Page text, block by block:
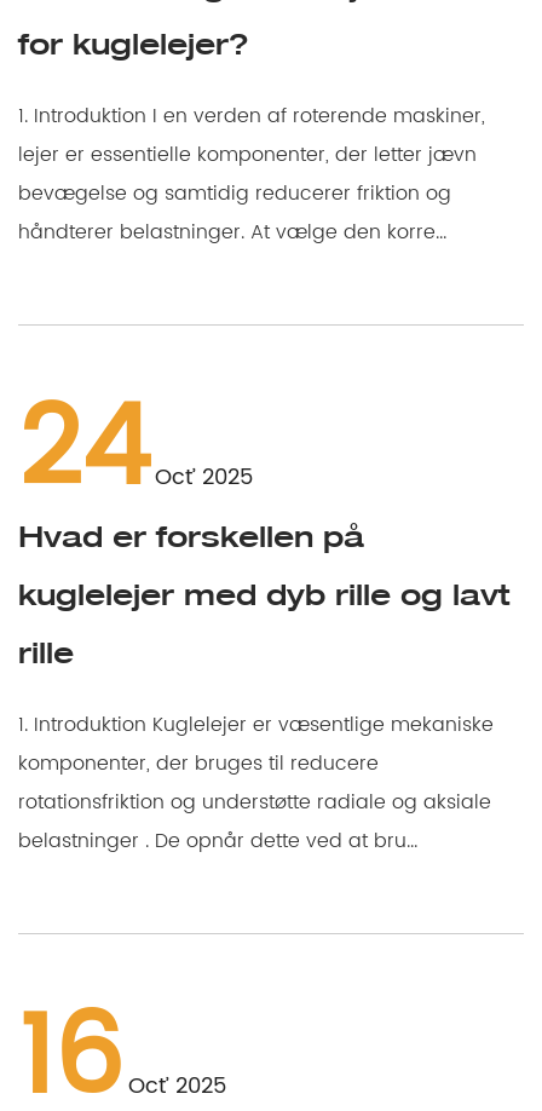
for kuglelejer?
1. Introduktion I en verden af roterende maskiner,
lejer er essentielle komponenter, der letter jævn
bevægelse og samtidig reducerer friktion og
håndterer belastninger. At vælge den korre...
24Oct’ 2025
Hvad er forskellen på
kuglelejer med dyb rille og lavt
rille
1. Introduktion Kuglelejer er væsentlige mekaniske
komponenter, der bruges til reducere
rotationsfriktion og understøtte radiale og aksiale
belastninger . De opnår dette ved at bru...
16 Oct’ 2025